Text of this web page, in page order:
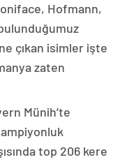
Hofmann,
çıkan isimler işte
zaten
Münih’te
top 206 kere